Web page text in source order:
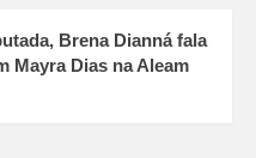
Brena Dianná fala
Mayra Dias na Aleam